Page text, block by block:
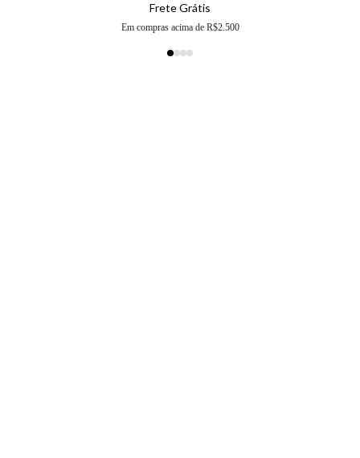
Frete Grátis
Em compras acima de R$2.500